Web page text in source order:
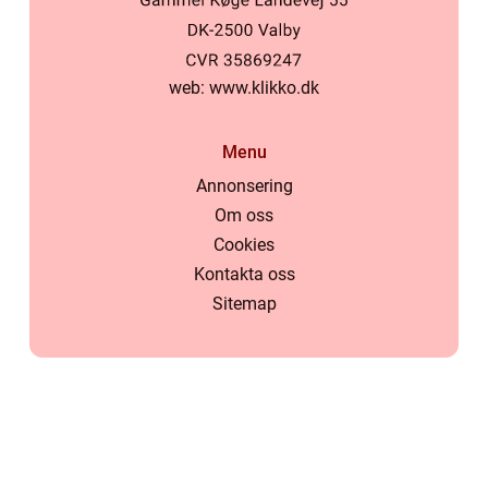
web: www.klikko.dk
Menu
Annonsering
Om oss
Cookies
Kontakta oss
Sitemap